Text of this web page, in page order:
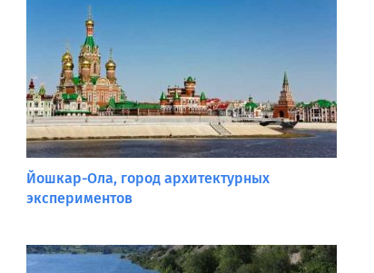
Йошкар-Ола, город архитектурных
экспериментов